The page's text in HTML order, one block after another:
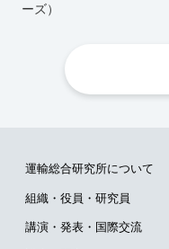
ーズ）
運輸総合研究所について
組織・役員・研究員
講演・発表・国際交流